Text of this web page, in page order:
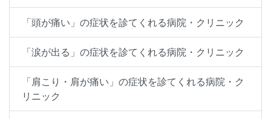
「頭が痛い」の症状を診てくれる病院・クリニック
「涙が出る」の症状を診てくれる病院・クリニック
「肩こり・肩が痛い」の症状を診てくれる病院・ク
リニック